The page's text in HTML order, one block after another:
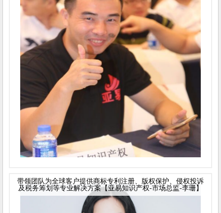
带领团队为全球客户提供商标专利注册、版权保护、侵权投诉
及税务筹划等专业解决方案【亚易知识产权-市场总监-李珊】